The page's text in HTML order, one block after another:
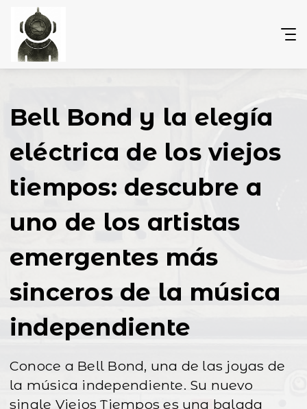
Bell Bond y la elegía
eléctrica de los viejos
tiempos: descubre a
uno de los artistas
emergentes más
sinceros de la música
independiente
Conoce a Bell Bond, una de las joyas de
la música independiente. Su nuevo
single Viejos Tiempos es una balada